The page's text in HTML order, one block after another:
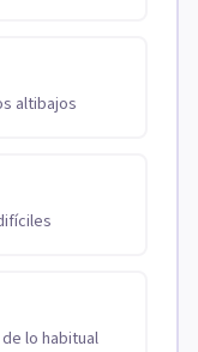
altibajos
lo habitual